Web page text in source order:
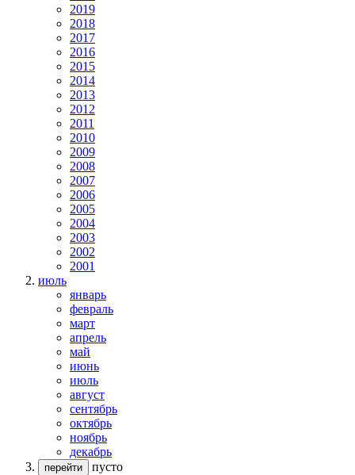
2019
2018
2017
2016
2015
2014
2013
2012
2011
2010
2009
2008
2007
2006
2005
2004
2003
2002
2001
июль
январь
февраль
март
апрель
май
июнь
июль
август
сентябрь
октябрь
ноябрь
декабрь
перейти пусто